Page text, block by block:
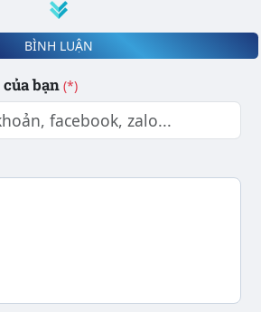
BÌNH LUẬN
bạn (*)